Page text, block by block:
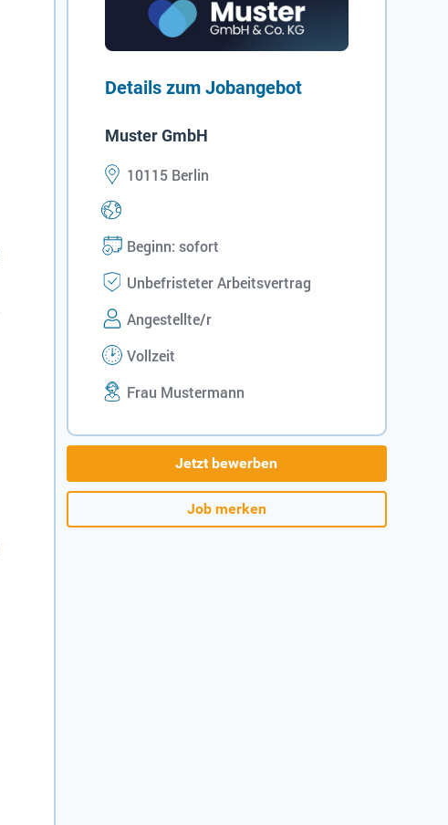
Details zum Jobangebot
Muster GmbH
10115 Berlin
Beginn: sofort
Unbefristeter Arbeitsvertrag
Angestellte/r
Vollzeit
Frau Mustermann
Jetzt bewerben
Job merken